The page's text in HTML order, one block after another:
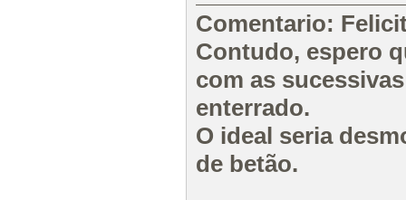
Comentario:
Contudo, espero
com as
enterrado.
O ideal seria
de betão.